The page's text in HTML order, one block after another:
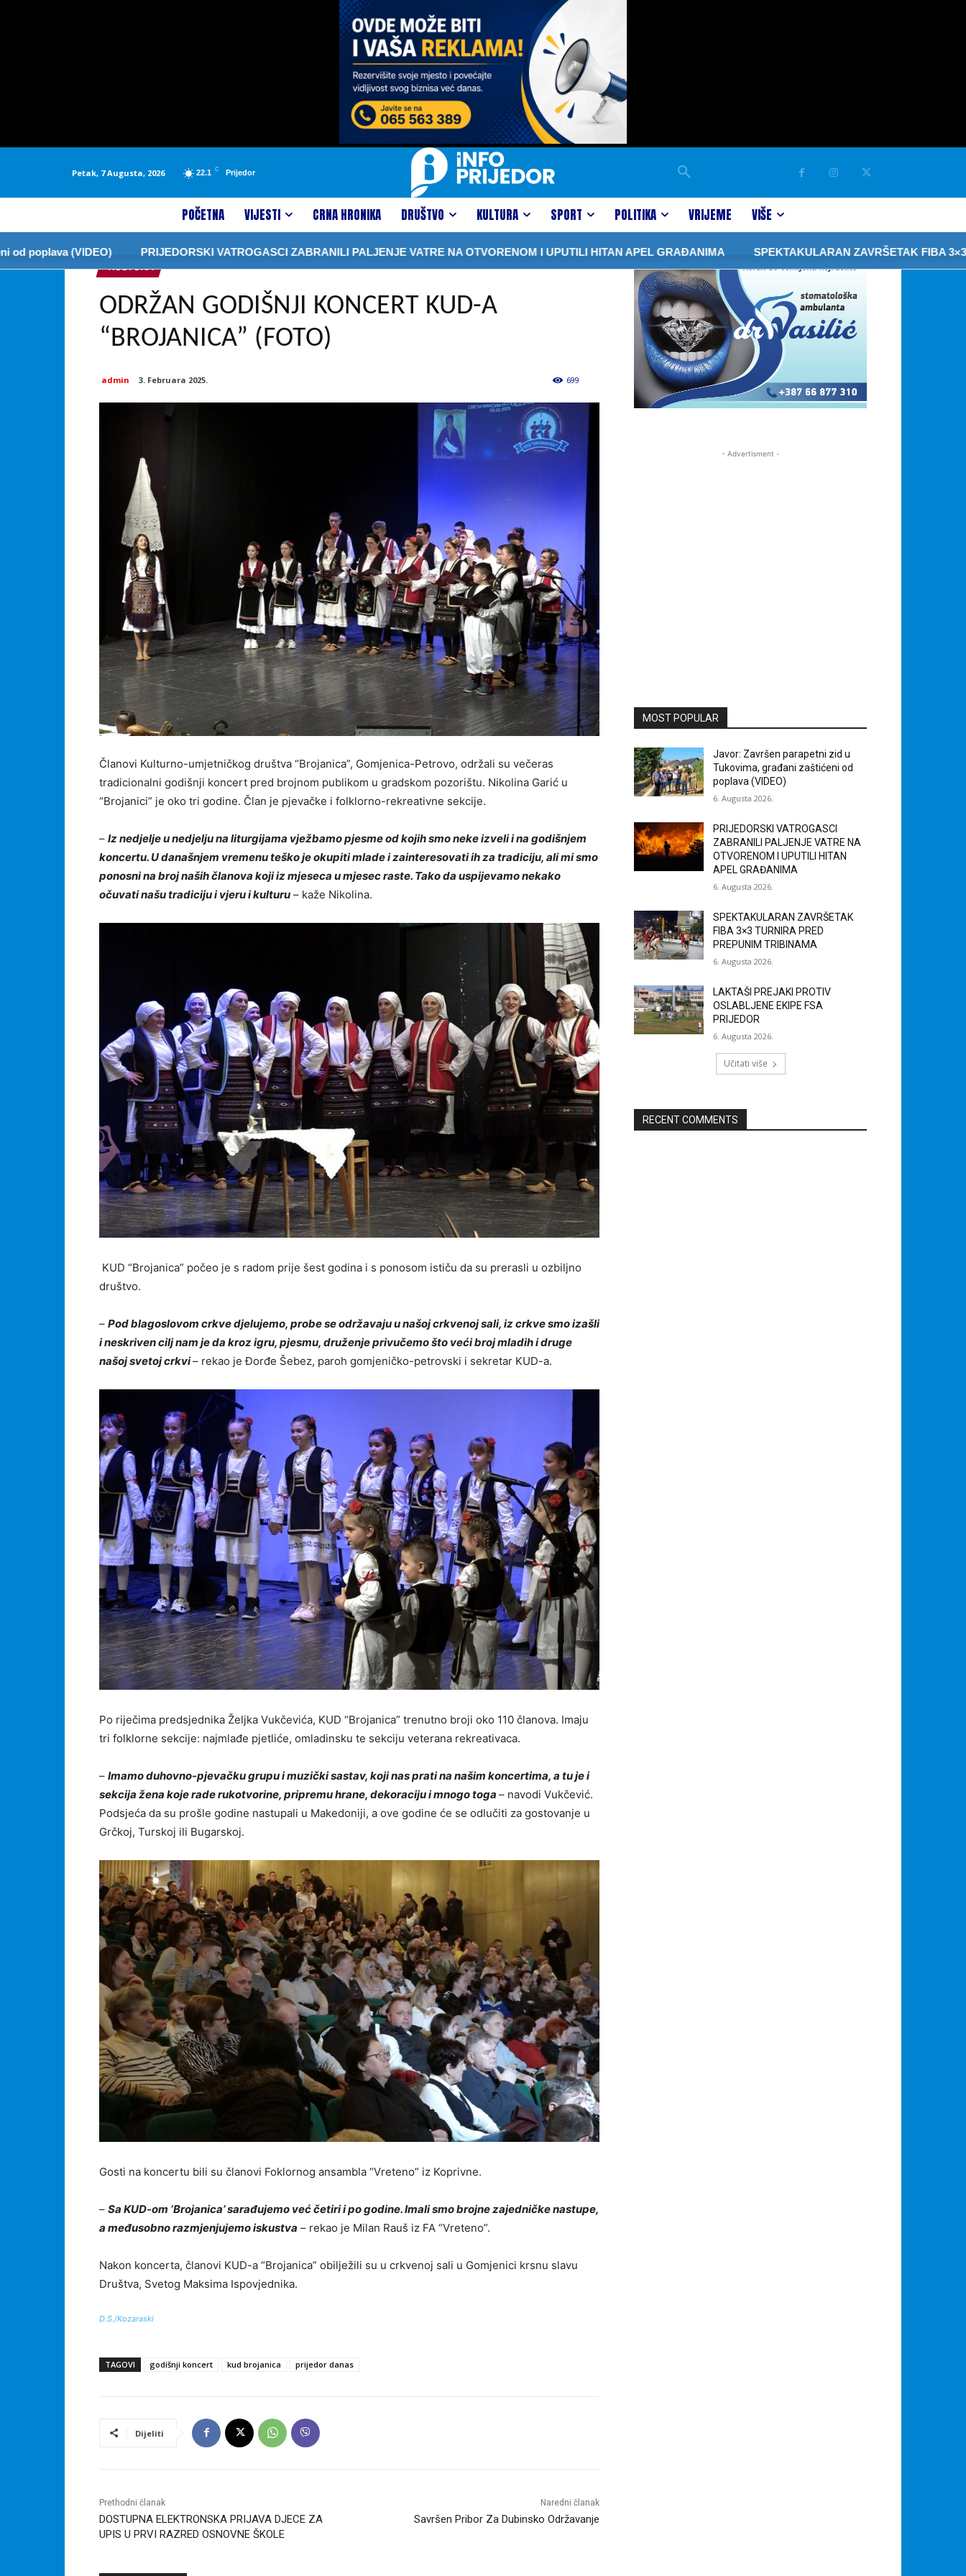
Petak, 7 Augusta, 2026 22.1 C Prijedor
POČETNA VIJESTI CRNA HRONIKA DRUŠTVO KULTURA SPORT POLITIKA VRIJEME VIŠE
PRIJEDORSKI VATROGASCI ZABRANILI PALJENJE VATRE NA OTVORENOM I UPUTILI HITAN APEL GRAĐANIMA SPEKTAKULARAN ZAVRŠETAK FIBA 3×3 TURNIRA
KULTURA
ODRŽAN GODIŠNJI KONCERT KUD-A
“BROJANICA” (FOTO)
admin 3. Februara 2025. 699
Članovi Kulturno-umjetničkog društva “Brojanica”, Gomjenica-Petrovo, održali su večeras
tradicionalni godišnji koncert pred brojnom publikom u gradskom pozorištu. Nikolina Garić u
“Brojanici” je oko tri godine. Član je pjevačke i folklorno-rekreativne sekcije.
– Iz nedjelje u nedjelju na liturgijama vježbamo pjesme od kojih smo neke izveli i na godišnjem
koncertu. U današnjem vremenu teško je okupiti mlade i zainteresovati ih za tradiciju, ali mi smo
ponosni na broj naših članova koji iz mjeseca u mjesec raste. Tako da uspijevamo nekako
očuvati našu tradiciju i vjeru i kulturu – kaže Nikolina.
KUD “Brojanica” počeo je s radom prije šest godina i s ponosom ističu da su prerasli u ozbiljno
društvo.
– Pod blagoslovom crkve djelujemo, probe se održavaju u našoj crkvenoj sali, iz crkve smo izašli
i neskriven cilj nam je da kroz igru, pjesmu, druženje privučemo što veći broj mladih i druge
našoj svetoj crkvi– rekao je Đorđe Šebez, paroh gomjeničko-petrovski i sekretar KUD-a.
Po riječima predsjednika Željka Vukčevića, KUD “Brojanica” trenutno broji oko 110 članova. Imaju
tri folklorne sekcije: najmlađe pjetliće, omladinsku te sekciju veterana rekreativaca.
– Imamo duhovno-pjevačku grupu i muzički sastav, koji nas prati na našim koncertima, a tu je i
sekcija žena koje rade rukotvorine, pripremu hrane, dekoraciju i mnogo toga – navodi Vukčević.
Podsjeća da su prošle godine nastupali u Makedoniji, a ove godine će se odlučiti za gostovanje u
Grčkoj, Turskoj ili Bugarskoj.
Gosti na koncertu bili su članovi Foklornog ansambla “Vreteno” iz Koprivne.
– Sa KUD-om ‘Brojanica’ sarađujemo već četiri i po godine. Imali smo brojne zajedničke nastupe,
a međusobno razmjenjujemo iskustva – rekao je Milan Rauš iz FA “Vreteno”.
Nakon koncerta, članovi KUD-a “Brojanica” obilježili su u crkvenoj sali u Gomjenici krsnu slavu
Društva, Svetog Maksima Ispovjednika.
D.S./Kozaraski
TAGOVI godišnji koncert kud brojanica prijedor danas
Dijeliti
Prethodni članak
DOSTUPNA ELEKTRONSKA PRIJAVA DJECE ZA
UPIS U PRVI RAZRED OSNOVNE ŠKOLE
Naredni članak
Savršen Pribor Za Dubinsko Održavanje
- Advertisment -
MOST POPULAR
Javor: Završen parapetni zid u
Tukovima, građani zaštićeni od
poplava (VIDEO)
6. Augusta 2026.
PRIJEDORSKI VATROGASCI
ZABRANILI PALJENJE VATRE NA
OTVORENOM I UPUTILI HITAN
APEL GRAĐANIMA
6. Augusta 2026.
SPEKTAKULARAN ZAVRŠETAK
FIBA 3×3 TURNIRA PRED
PREPUNIM TRIBINAMA
6. Augusta 2026.
LAKTAŠI PREJAKI PROTIV
OSLABLJENE EKIPE FSA
PRIJEDOR
6. Augusta 2026.
Učitati više
RECENT COMMENTS